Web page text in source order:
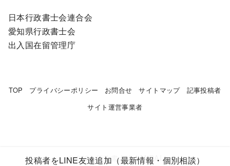
日本行政書士会連合会
愛知県行政書士会
出入国在留管理庁
TOP プライバシーポリシー お問合せ サイトマップ
記事投稿者
サイト運営事業者
© 2026行政書士法人MIRAI
投稿者をLINE友達追加（最新情報・個別相談）